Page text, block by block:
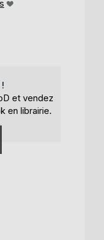
et vendez
en librairie.